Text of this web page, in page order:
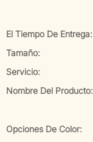
El Tiempo De Entrega:
Tamaño:
Servicio:
Nombre Del Producto:
Opciones De Color: